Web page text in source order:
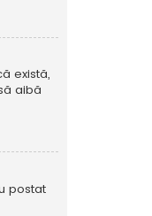
există,
aibă
postat